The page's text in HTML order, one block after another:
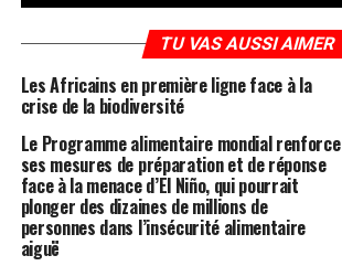
TU VAS AUSSI AIMER
Les Africains en première ligne face à la
crise de la biodiversité
Le Programme alimentaire mondial renforce
ses mesures de préparation et de réponse
face à la menace d’El Niño, qui pourrait
plonger des dizaines de millions de
personnes dans l’insécurité alimentaire
aiguë